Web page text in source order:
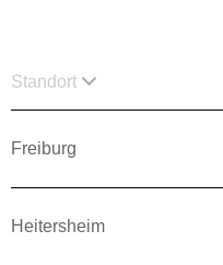
Standort
Freiburg
Heitersheim